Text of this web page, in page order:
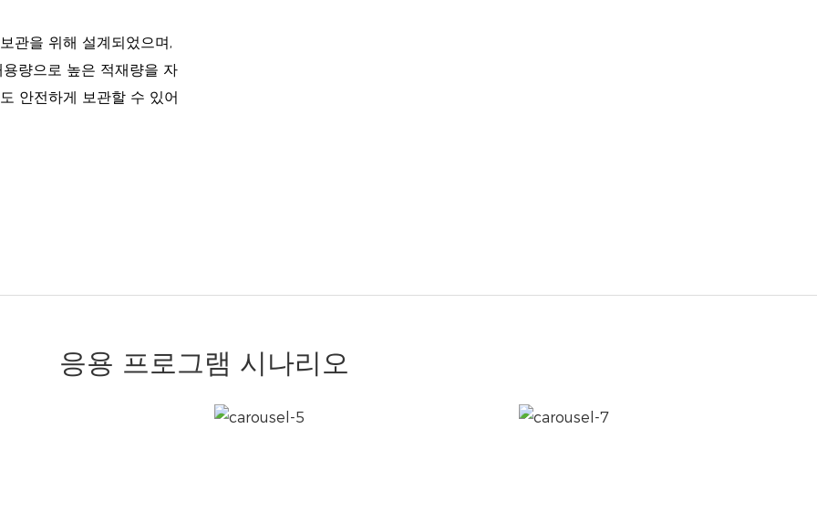
관을 위해 설계되었으며,
량으로 높은 적재량을 자
안전하게 보관할 수 있어
응용 프로그램 시나리오